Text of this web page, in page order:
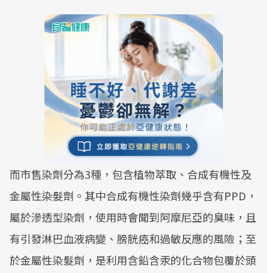
而市售染劑分為3種，包含植物萃取、合成有機性及
金屬性染髮劑。其中合成有機性染劑幾乎含有PPD，
屬於滲透型染劑，使用時會聞到阿摩尼亞的臭味，且
有引發淋巴血液病變、膀胱癌和過敏反應的風險；至
於金屬性染髮劑，是利用含鉛含汞的化合物包覆於頭